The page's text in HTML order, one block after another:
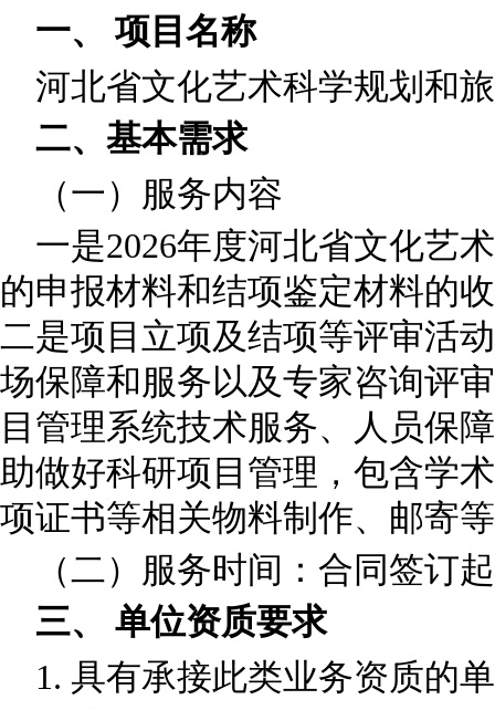
一、 项目名称
河北省文化艺术科学规划和
二、基本需求
（一）服务内容
一是2026年度河北省文化艺
的申报材料和结项鉴定材料的
二是项目立项及结项等评审活
场保障和服务以及专家咨询评
目管理系统技术服务、人员保
助做好科研项目管理，包含学
项证书等相关物料制作、邮寄
（二）服务时间：合同签订
三、 单位资质要求
1. 具有承接此类业务资质的